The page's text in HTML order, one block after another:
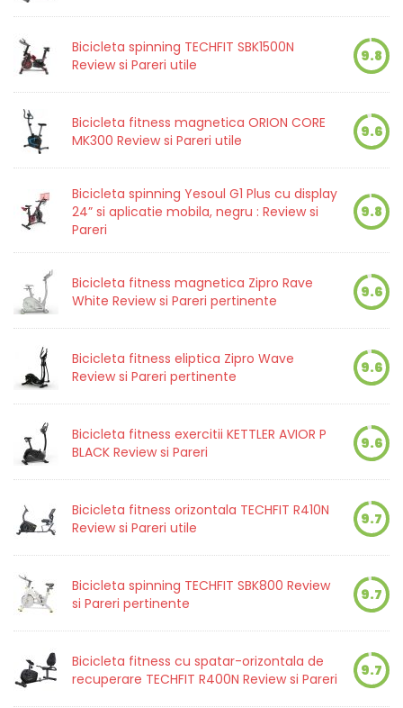
Bicicleta spinning TECHFIT SBK1500N
Review si Pareri utile
9.8
Bicicleta fitness magnetica ORION CORE
MK300 Review si Pareri utile
9.6
Bicicleta spinning Yesoul G1 Plus cu display
24” si aplicatie mobila, negru : Review si
Pareri
9.8
Bicicleta fitness magnetica Zipro Rave
White Review si Pareri pertinente
9.6
Bicicleta fitness eliptica Zipro Wave
Review si Pareri pertinente
9.6
Bicicleta fitness exercitii KETTLER AVIOR P
BLACK Review si Pareri
9.6
Bicicleta fitness orizontala TECHFIT R410N
Review si Pareri utile
9.7
Bicicleta spinning TECHFIT SBK800 Review
si Pareri pertinente
9.7
Bicicleta fitness cu spatar-orizontala de
recuperare TECHFIT R400N Review si Pareri
9.7